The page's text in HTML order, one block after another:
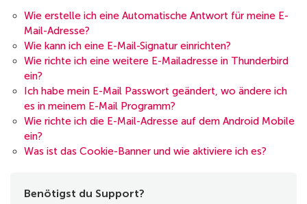
Wie erstelle ich eine Automatische Antwort für meine E-
Mail-Adresse?
Wie kann ich eine E-Mail-Signatur einrichten?
Wie richte ich eine weitere E-Mailadresse in Thunderbird
ein?
Ich habe mein E-Mail Passwort geändert, wo ändere ich
es in meinem E-Mail Programm?
Wie richte ich die E-Mail-Adresse auf dem Android Mobile
ein?
Was ist das Cookie-Banner und wie aktiviere ich es?
Benötigst du Support?